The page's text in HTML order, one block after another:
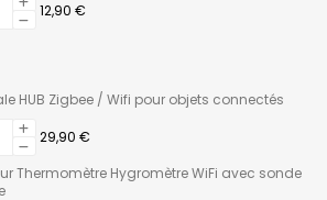
12,90 €
HUB Zigbee / Wifi pour objets connectés
29,90 €
Thermomètre Hygromètre WiFi avec sonde